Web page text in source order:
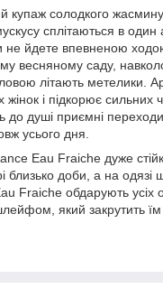
купаж солодкого
сплітаються в
не йдете впевненою
весняному саду,
літають метелики.
і підкорює сильних
до душі приємні
усього дня.
Eau Fraiche дуже
близько доби, а на одязі
Fraiche обдарують усіх
який закрутить їм